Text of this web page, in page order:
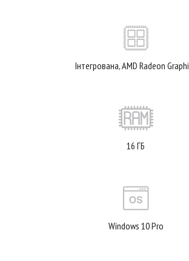
Інтегрована, AMD Radeon
16 ГБ
Windows 10 Pro